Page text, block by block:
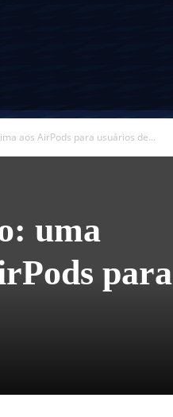
aos AirPods para usuários de...
uma
para